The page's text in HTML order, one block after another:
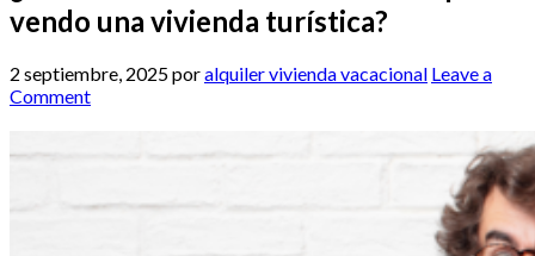
vendo una vivienda turística?
2 septiembre, 2025poralquiler vivienda vacacional Leave a
Comment